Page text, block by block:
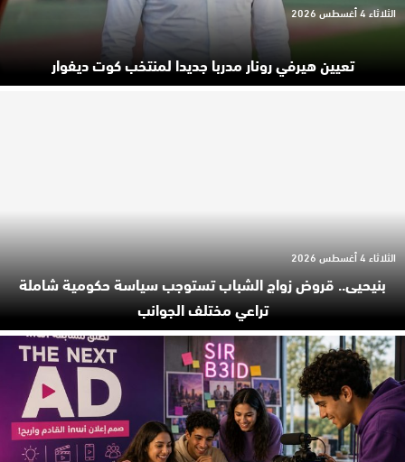
تعيين هيرفي رونار مدربا جديدا لمنتخب كوت ديفوار
الثلاثاء 4 أغسطس 2026
بنيحيى.. قروض زواج الشباب تستوجب سياسة حكومية شاملة
تراعي مختلف الجوانب
الثلاثاء 4 أغسطس 2026